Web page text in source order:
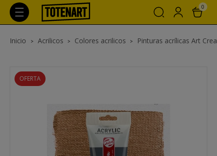
0
Inicio Acrilicos Colores acrilicos Pinturas acrílicas Art
OFERTA